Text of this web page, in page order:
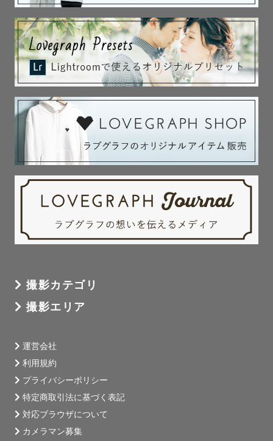
カメラ目線だけではなく、ご家族がリラックスしている自
然体の姿、笑顔やふとした仕草など、心が温かくなるシー
ンを撮るのが好きです。
特に背景がふんわりボケたロマンティックな雰囲気の写真
が得意で、幸せが伝わる一枚を心がけています。
⚠️猫アレルギーの為、猫ちゃんの撮影は不可です。
📷 ぷりんのこだわり
とお声をいただくことが多いです。
みます。でも、それは「最高の一枚」を残したいから。
• チャレンジ精神：新しい技術や表現にも積極的に挑戦し
🍮 ぷりんを選ぶ理由
あなたのかけがえのない瞬間を、未来にずっと残る宝物に
するお手伝いをさせてください。
撮影のご相談やご質問がありましたら、お気軽にお問い合
撮影カテゴリ
撮影エリア
運営会社
利用規約
プライバシーポリシー
特定商取引法に基づく表記
対応ブラウザについて
カメラマン募集